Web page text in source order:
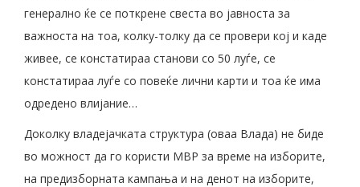
генерално ќе се поткрене свеста во јавноста за
важноста на тоа, колку-толку да се провери кој и каде
живее, се констатираа станови со 50 луѓе, се
констатираа луѓе со повеќе лични карти и тоа ќе има
одредено влијание…
Доколку владејачката структура (оваа Влада) не биде
во можност да го користи МВР за време на изборите,
на предизборната кампања и на денот на изборите,